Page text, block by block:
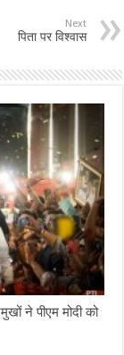
Next
पिता पर विश्वास
ने पीएम मोदी को